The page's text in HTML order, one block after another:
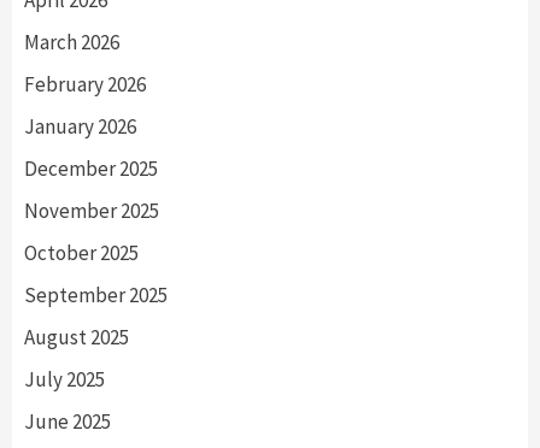
March 2026
February 2026
January 2026
December 2025
November 2025
October 2025
September 2025
August 2025
July 2025
June 2025